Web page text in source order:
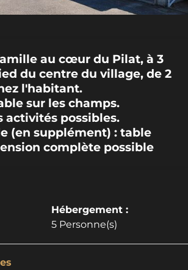
au cœur du Pilat, à 3
du centre du village, de 2
l'habitant.
sur les champs.
activités possibles.
(en supplément) : table
complète possible
Hébergement :
5 Personne(s)